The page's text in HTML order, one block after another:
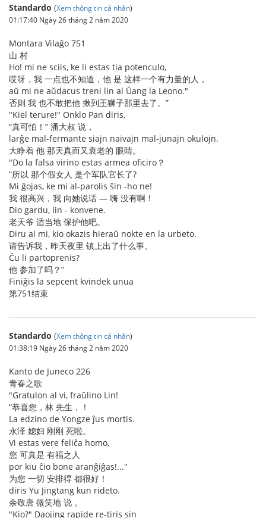
Standardo (Xem thông tin cá nhân)
01:17:40 Ngày 26 tháng 2 năm 2020
Montara Vilaĝo 751
山 村
Ho! mi ne sciis, ke li estas tia potenculo,
哎呀，我 一点也不知道，他 是 这样一个有力量的人，
aŭ mi ne aŭdacus treni lin al Ŭang la Leono."
否则 我 也不敢把他 揪到王狮子那里去了。”
"Kiel terure!" Onklo Pan diris,
“真可怕！” 潘大叔 说，
larĝe mal-fermante siajn naivajn mal-junajn okulojn.
大睁着 他 那天真而又衰老的 眼睛。
"Do la falsa virino estas armea oficiro？
“所以 那个假女人 是个军队官长了?
Mi ĝojas, ke mi al-parolis ŝin -ho ne!
我 很高兴，我 向她说话 — 嗨 没有啊！
Dio gardu, lin - konvene.
老天爷 适当地 保护他吧。
Diru al mi, kio okazis hieraŭ nokte en la urbeto.
请告诉我，昨天夜里 镇上出了什么事。
Ĉu li partoprenis?
他 参加了吗？”
Finiĝis la sepcent kvindek unua
第751结束
Standardo (Xem thông tin cá nhân)
01:38:19 Ngày 26 tháng 2 năm 2020
Kanto de Juneco 226
青春之歌
"Gratulon al vi, fraŭlino Lin!
“恭喜您，林 先生，！
La edzino de Yongze ĵus mortis.
永泽 媳妇 刚刚 死啦。
Vi estas vere feliĉa homo,
您 可真是 有福之人
por kiu ĉio bone aranĝiĝas!..."
为您 一切 安排得 都很好！
diris Yu Jingtang kun rideto.
余敬唐 微笑地 说 。
"Kio?" Daojing rapide re-tiris sin